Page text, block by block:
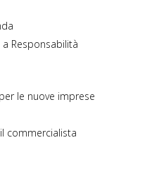
Responsabilità
le nuove imprese
commercialista